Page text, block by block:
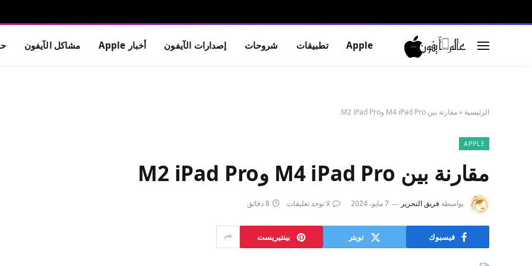
Apple تطبيقات شروحات إصدارات الآيفون أخبار Apple مشاكل الآيفون
الرئيسية »مقارنة بين M4 iPad Pro وM2 iPad Pro
APPLE
مقارنة بين M4 iPad Pro وM2 iPad Pro
بواسطة فريق التحرير 7 مايو، 2024 لا توجد تعليقات 8 دقائق
فيسبوك تويتر بينتيريست